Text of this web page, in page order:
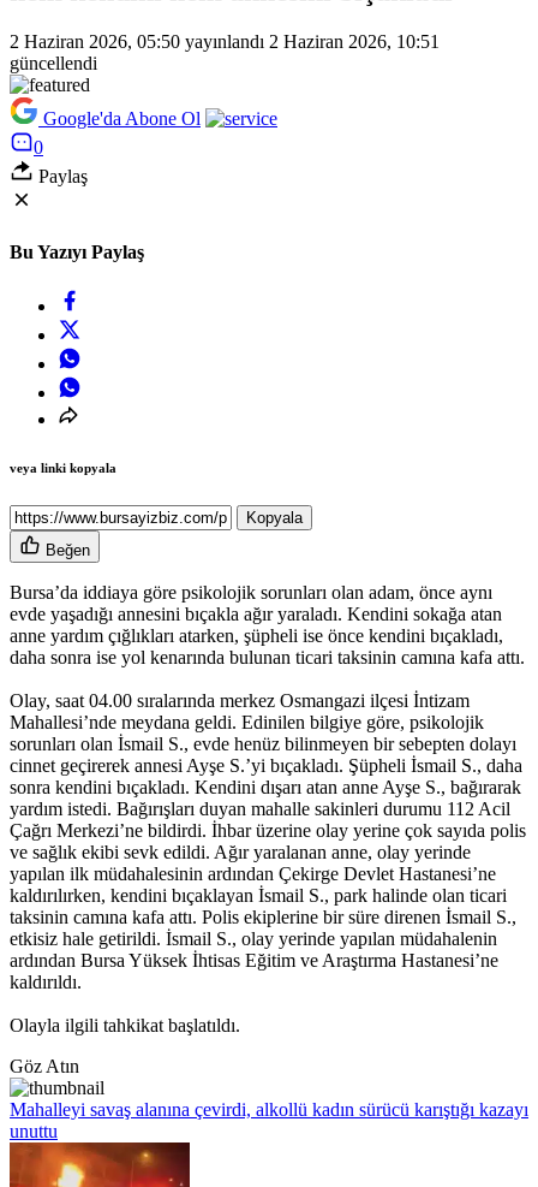
2 Haziran 2026, 05:50 yayınlandı 2 Haziran 2026, 10:51
güncellendi
Google'da Abone Ol
0
Paylaş
Bu Yazıyı Paylaş
veya linki kopyala
Kopyala
Beğen
Bursa’da iddiaya göre psikolojik sorunları olan adam, önce aynı
evde yaşadığı annesini bıçakla ağır yaraladı. Kendini sokağa atan
anne yardım çığlıkları atarken, şüpheli ise önce kendini bıçakladı,
daha sonra ise yol kenarında bulunan ticari taksinin camına kafa attı.
Olay, saat 04.00 sıralarında merkez Osmangazi ilçesi İntizam
Mahallesi’nde meydana geldi. Edinilen bilgiye göre, psikolojik
sorunları olan İsmail S., evde henüz bilinmeyen bir sebepten dolayı
cinnet geçirerek annesi Ayşe S.’yi bıçakladı. Şüpheli İsmail S., daha
sonra kendini bıçakladı. Kendini dışarı atan anne Ayşe S., bağırarak
yardım istedi. Bağırışları duyan mahalle sakinleri durumu 112 Acil
Çağrı Merkezi’ne bildirdi. İhbar üzerine olay yerine çok sayıda polis
ve sağlık ekibi sevk edildi. Ağır yaralanan anne, olay yerinde
yapılan ilk müdahalesinin ardından Çekirge Devlet Hastanesi’ne
kaldırılırken, kendini bıçaklayan İsmail S., park halinde olan ticari
taksinin camına kafa attı. Polis ekiplerine bir süre direnen İsmail S.,
etkisiz hale getirildi. İsmail S., olay yerinde yapılan müdahalenin
ardından Bursa Yüksek İhtisas Eğitim ve Araştırma Hastanesi’ne
kaldırıldı.
Olayla ilgili tahkikat başlatıldı.
Göz Atın
Mahalleyi savaş alanına çevirdi, alkollü kadın sürücü karıştığı kazayı
unuttu